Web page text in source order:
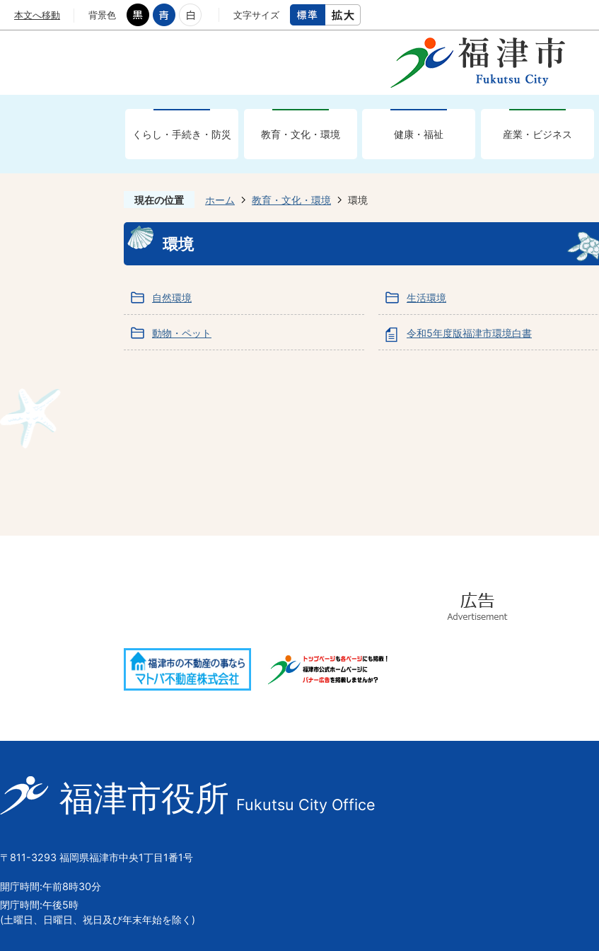
本文へ移動 背景色 文字サイズ
くらし・手続き・防災 教育・文化・環境 健康・福祉 産業・ビジネス
現在の位置 ホーム 教育・文化・環境 環境
環境
自然環境 生活環境
動物・ペット 令和5年度版福津市環境白書
告
福
津
市
章
福津市役所 Fukutsu City Office
〒811-3293 福岡県福津市中央1丁目1番1号
開庁時間:午前8時30分
閉庁時間:午後5時
(土曜日、日曜日、祝日及び年末年始を除く)